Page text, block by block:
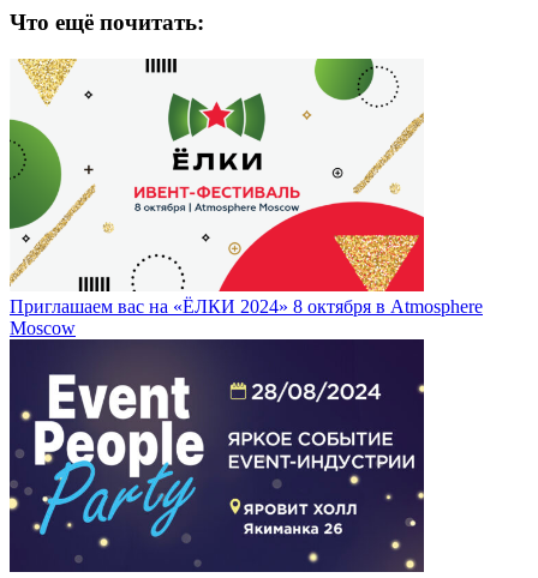
Что ещё почитать:
Приглашаем вас на «ЁЛКИ 2024» 8 октября в Atmosphere
Moscow